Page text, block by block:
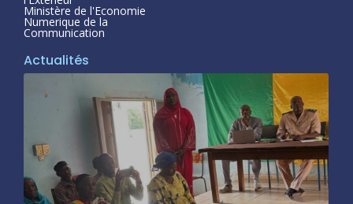
Ministère de l'Economie
Numerique de la
Communication
Actualités